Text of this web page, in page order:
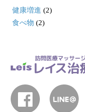
健康増進 (2)
食べ物 (2)